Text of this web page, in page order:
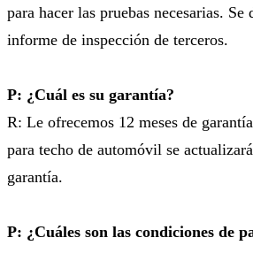
para hacer las pruebas necesarias. Se
informe de inspección de terceros.
P: ¿Cuál es su garantía?
R: Le ofrecemos 12 meses de
para techo de automóvil se
garantía.
P: ¿Cuáles son las condiciones de